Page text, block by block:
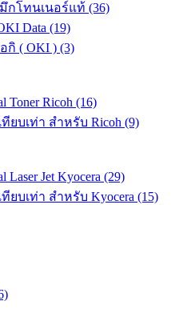
กโทนเนอร์แท้ (36)
Data (19)
กิ ( OKI ) (3)
Ricoh (16)
ยบเท่า สำหรับ Ricoh (9)
Jet Kyocera (29)
บเท่า สำหรับ Kyocera (15)